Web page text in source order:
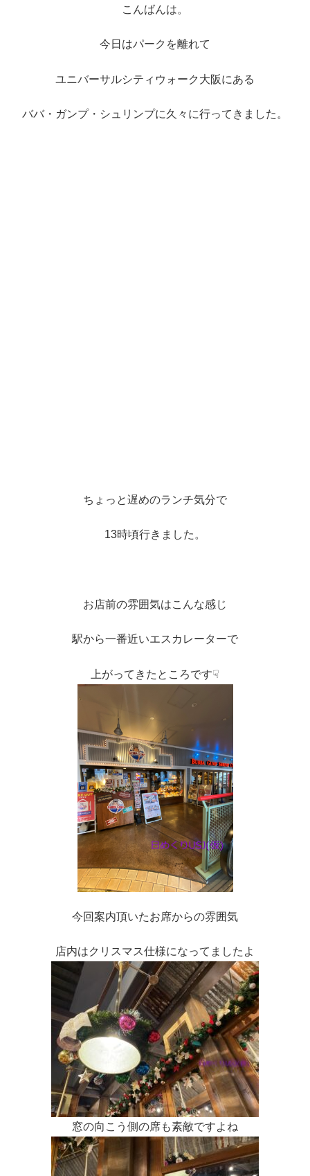
こんばんは。
今日はパークを離れて
ユニバーサルシティウォーク大阪にある
ババ・ガンプ・シュリンプに久々に行ってきました。
ちょっと遅めのランチ気分で
13時頃行きました。
お店前の雰囲気はこんな感じ
駅から一番近いエスカレーターで
上がってきたところです☟
今回案内頂いたお席からの雰囲気
店内はクリスマス仕様になってましたよ
窓の向こう側の席も素敵ですよね